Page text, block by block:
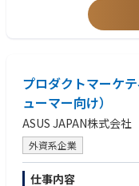
POPのプロデュース、オ
ーン企画、量販店内の
• パートナー企業（
期会議の実施：年間や四
ンド獲得、コラボレーショ
• ゲーム会社やコンテンツ
ョン企画と実施
【担当製品】
モニター、マザーボード
• 外資系企業での勤務経験
プロダクトマーケ
ューマー向け）
ASUS JAPAN株式会社
外資系企業
仕事内容